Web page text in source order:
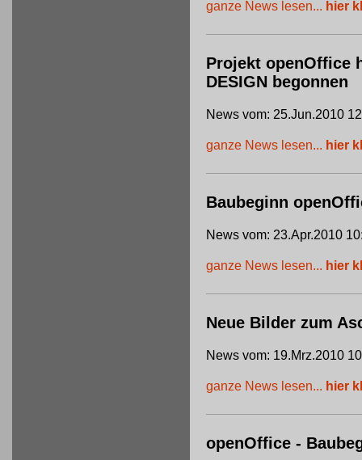
ganze News lesen... hier
Projekt openOffice
DESIGN begonnen
News vom: 25.Jun.2010
ganze News lesen... hier
Baubeginn
News vom: 23.Apr.2010
ganze News lesen... hier
Neue Bilder zum
News vom: 19.Mrz.2010
ganze News lesen... hier
openOffice -